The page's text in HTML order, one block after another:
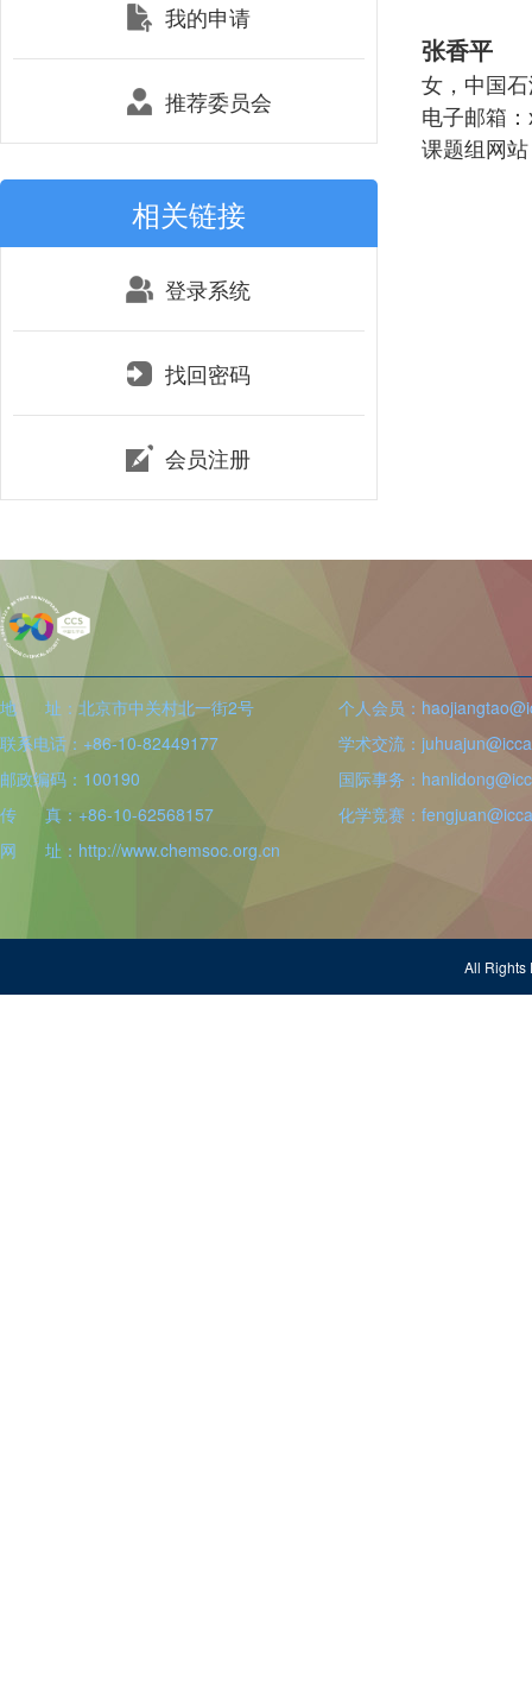
我的申请
推荐委员会
相关链接
登录系统
找回密码
会员注册
张香平
女，中国
电子邮箱
课题组网
地 址：北京市中关村北一街2号
联系电话：+86-10-82449177
邮政编码：100190
传 真：+86-10-62568157
网 址：http://www.chemsoc.org.cn
个人会员：
学术交流：
国际事务：
化学竞赛：
All Rights